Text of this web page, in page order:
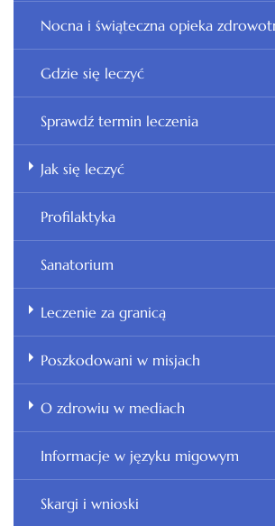
Nocna i świąteczna opieka
Gdzie się leczyć
Sprawdź termin leczenia
Jak się leczyć
Profilaktyka
Sanatorium
Leczenie za granicą
Poszkodowani w misjach
O zdrowiu w mediach
Informacje w języku migowym
Skargi i wnioski